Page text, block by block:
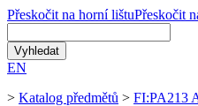
Přeskočit na horní lištuPřeskočit
EN
> Katalog předmětů > FI:PA213